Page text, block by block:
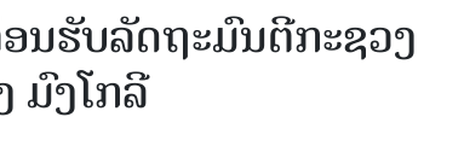
ນຮັບລັດຖະມົນຕີກະຊວງ
ມົງໂກລີ